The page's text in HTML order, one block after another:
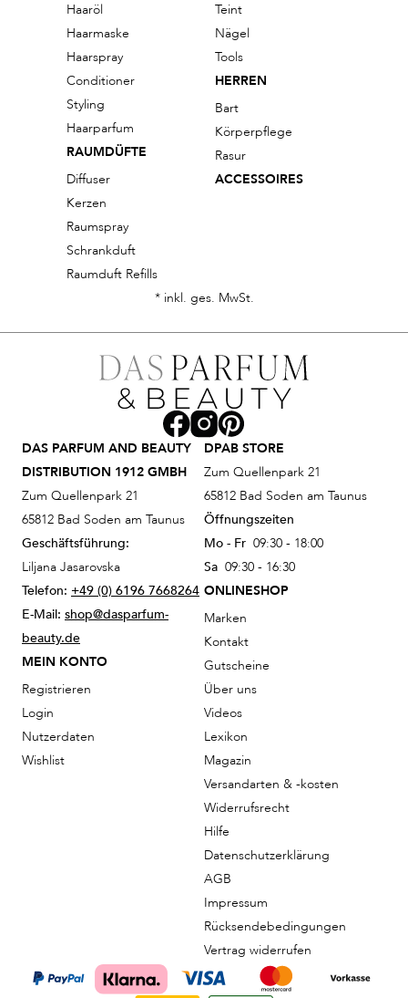
Haaröl
Haarmaske
Haarspray
Conditioner
Styling
Haarparfum
RAUMDÜFTE
Diffuser
Kerzen
Raumspray
Schrankduft
Raumduft Refills
Teint
Nägel
Tools
HERREN
Bart
Körperpflege
Rasur
ACCESSOIRES
* inkl. ges. MwSt.
DAS PARFUM AND BEAUTY
DISTRIBUTION 1912 GMBH
Zum Quellenpark 21
65812 Bad Soden am Taunus
Geschäftsführung:
Liljana Jasarovska
Telefon: +49 (0) 6196 7668264
E-Mail: shop@dasparfum-
beauty.de
MEIN KONTO
Registrieren
Login
Nutzerdaten
Wishlist
DPAB STORE
Zum Quellenpark 21
65812 Bad Soden am Taunus
Öffnungszeiten
Mo - Fr 09:30 - 18:00
Sa 09:30 - 16:30
ONLINESHOP
Marken
Kontakt
Gutscheine
Über uns
Videos
Lexikon
Magazin
Versandarten & -kosten
Widerrufsrecht
Hilfe
Datenschutzerklärung
AGB
Impressum
Rücksendebedingungen
Vertrag widerrufen